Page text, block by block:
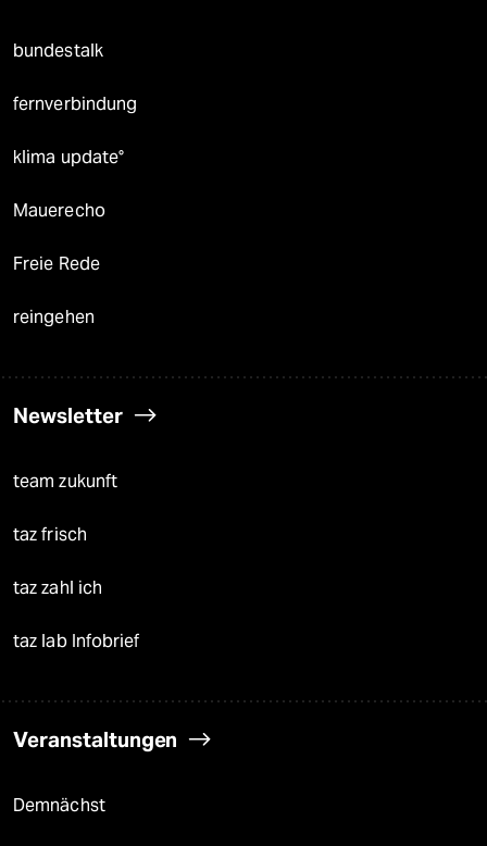
bundestalk
fernverbindung
klima update°
Mauerecho
Freie Rede
reingehen
Newsletter
team zukunft
taz frisch
taz zahl ich
taz lab Infobrief
Veranstaltungen
Demnächst